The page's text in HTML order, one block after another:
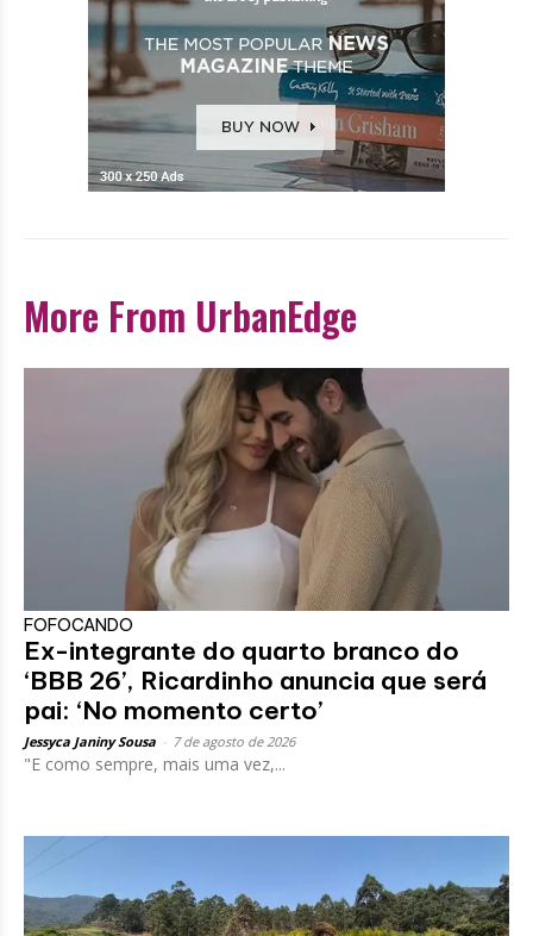
More From UrbanEdge
FOFOCANDO
Ex-integrante do quarto branco do
‘BBB 26’, Ricardinho anuncia que será
pai: ‘No momento certo’
Jessyca Janiny Sousa 7 de agosto de 2026
"E como sempre, mais uma vez,...